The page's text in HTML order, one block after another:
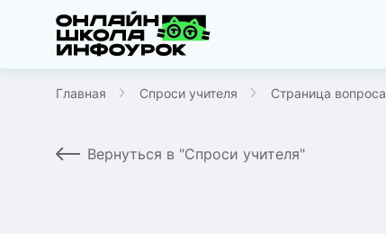
Главная Спроси учителя Страница вопроса
Вернуться в "Спроси учителя"